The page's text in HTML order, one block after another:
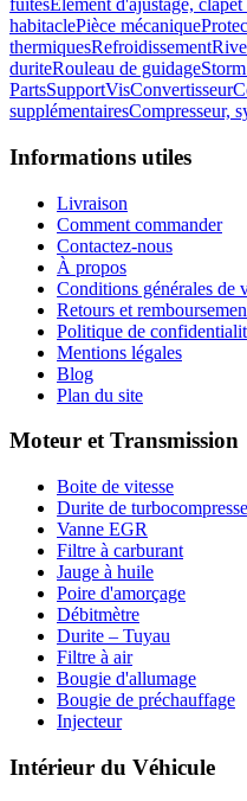
fuitesElément d'ajustage, clapet
habitaclePièce mécanique
thermiquesRefroidissement
duriteRouleau de guidage
PartsSupportVisConvertisseur
supplémentairesCompresseur,
Informations utiles
Livraison
Comment commander
Contactez-nous
À propos
Conditions générales de
Retours et
Politique de
Mentions légales
Blog
Plan du site
Moteur et Transmission
Boite de vitesse
Durite de
Vanne EGR
Filtre à carburant
Jauge à huile
Poire d'amorçage
Débitmètre
Durite – Tuyau
Filtre à air
Bougie d'allumage
Bougie de préchauffage
Injecteur
Intérieur du Véhicule